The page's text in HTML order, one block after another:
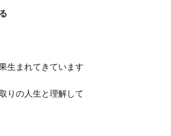
生まれてきています
りの人生と理解して